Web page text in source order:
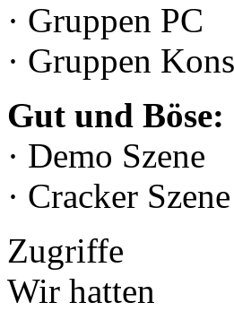
· Gruppen PC
· Gruppen
Gut und Böse:
· Demo Szene
· Cracker Szene
Zugriffe
Wir hatten